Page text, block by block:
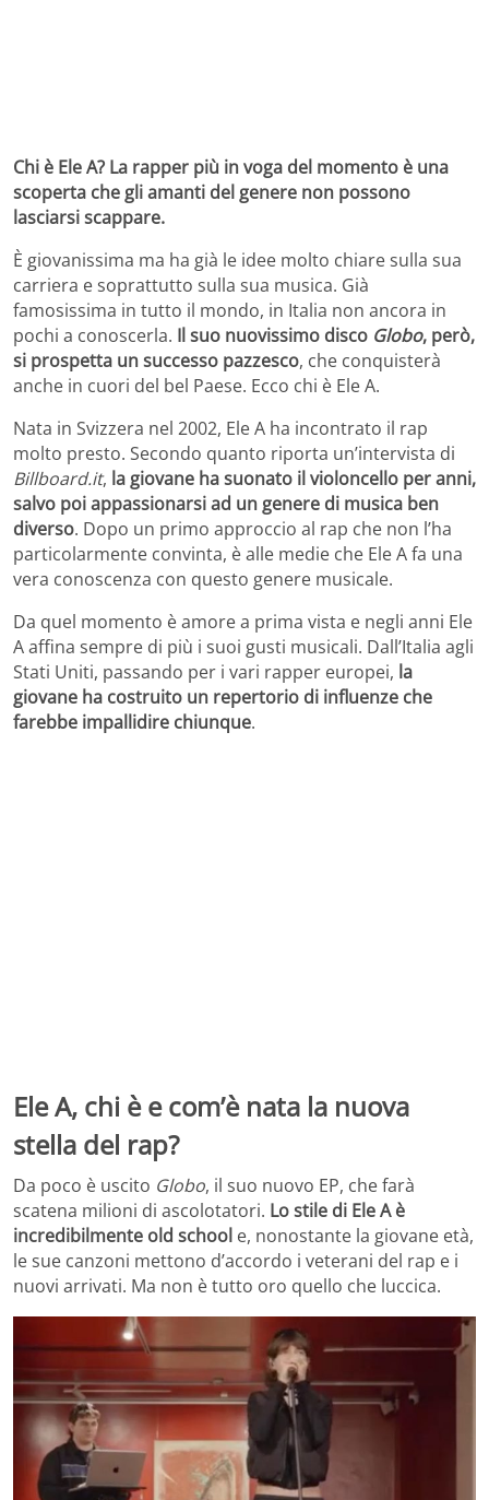
Chi è Ele A? La rapper più in voga del momento è una
scoperta che gli amanti del genere non possono
lasciarsi scappare.
È giovanissima ma ha già le idee molto chiare sulla sua
carriera e soprattutto sulla sua musica. Già
famosissima in tutto il mondo, in Italia non ancora in
pochi a conoscerla. Il suo nuovissimo disco Globo, però,
si prospetta un successo pazzesco, che conquisterà
anche in cuori del bel Paese. Ecco chi è Ele A.
Nata in Svizzera nel 2002, Ele A ha incontrato il rap
molto presto. Secondo quanto riporta un’intervista di
Billboard.it, la giovane ha suonato il violoncello per anni,
salvo poi appassionarsi ad un genere di musica ben
diverso. Dopo un primo approccio al rap che non l’ha
particolarmente convinta, è alle medie che Ele A fa una
vera conoscenza con questo genere musicale.
Da quel momento è amore a prima vista e negli anni Ele
A affina sempre di più i suoi gusti musicali. Dall’Italia agli
Stati Uniti, passando per i vari rapper europei, la
giovane ha costruito un repertorio di influenze che
farebbe impallidire chiunque.
Ele A, chi è e com’è nata la nuova
stella del rap?
Da poco è uscito Globo, il suo nuovo EP, che farà
scatena milioni di ascolotatori. Lo stile di Ele A è
incredibilmente old school e, nonostante la giovane età,
le sue canzoni mettono d’accordo i veterani del rap e i
nuovi arrivati. Ma non è tutto oro quello che luccica.